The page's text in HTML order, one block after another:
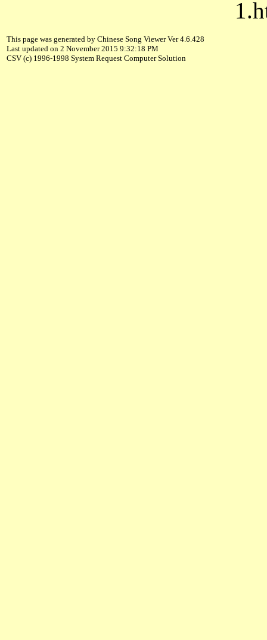
This page was generated by Chinese Song Viewer Ver 4.6.428
Last updated on 2 November 2015 9:32:18 PM
CSV (c) 1996-1998 System Request Computer Solution